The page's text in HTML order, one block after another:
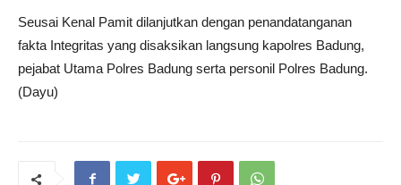
Seusai Kenal Pamit dilanjutkan dengan penandatanganan
fakta Integritas yang disaksikan langsung kapolres Badung,
pejabat Utama Polres Badung serta personil Polres Badung.
(Dayu)